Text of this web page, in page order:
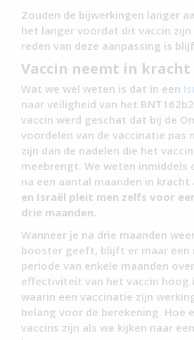
Zouden de bijwerkingen langer
het langer voordat dit vaccin zijn
reden van deze aanpassing is
Vaccin neemt in
Wat we wel weten is dat in een
naar veiligheid van het
vaccin werd geschat dat bij de
voordelen van de vaccinatie pas
zijn dan de nadelen die het
meebrengt. We weten inmiddels
na een aantal maanden in
en Israël pleit men zelfs voor
drie maanden.
Wanneer je na drie maanden
booster geeft, blijft er maar
periode van enkele maanden
effectiviteit van het vaccin hoog
waarin een vaccinatie zijn
belang voor de berekening. Hoe
vaccins zijn als we kijken naar